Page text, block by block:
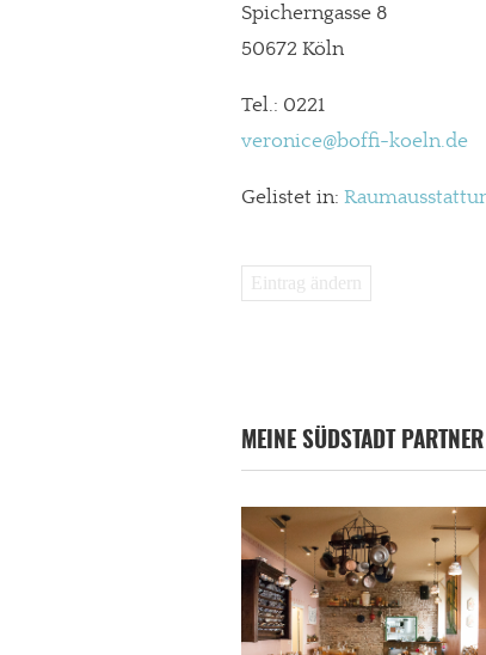
Spicherngasse 8
50672 Köln
Tel.: 0221
veronice@boffi-koeln.de
Gelistet in:
Eintrag ändern
MEINE SÜDSTADT PARTNER